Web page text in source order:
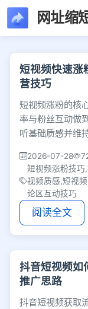
网址缩
文章
短视频快速涨
营技巧
短视频涨粉的核
率与粉丝互动做
听基础质感并维
2026-07-28
短视频涨粉技巧
视频质感,短视
论区互动技巧
阅读全文
抖音短视频如
推广思路
抖音短视频获取